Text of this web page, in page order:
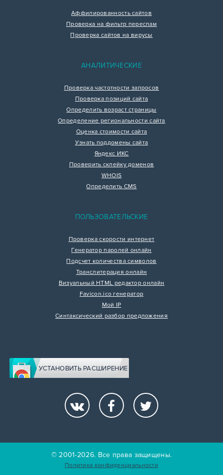
Аффилированность сайтов
Проверка на фильтр переспам
Проверка сайтов на вирусы
АНАЛИТИЧЕСКИЕ
Проверка частотности запросов
Проверка позиций сайта
Определить возраст страницы
Определение региональности сайта
Оценка стоимости сайта
Узнать поддомены сайта
Яндекс ИКС
Проверить склейку доменов
WHOIS
Определить CMS
ПОЛЬЗОВАТЕЛЬСКИЕ
Проверка скорости интернет
Генератор паролей онлайн
Подсчет количества символов
Транслитерация онлайн
Визуальный HTML редактор онлайн
Favicon.ico генератор
Мой IP
Синтаксический разбор предложения
УСТАНОВИТЬ РАСШИРЕНИЕ
© 2001-2026. Все права защищены.
Политика конфиденциальности